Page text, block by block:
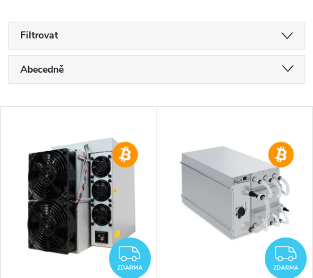
Filtrovat
Ř
a
Abecedně
Nejprodávanější
ZDARMA
ZDARMA ZDARMA